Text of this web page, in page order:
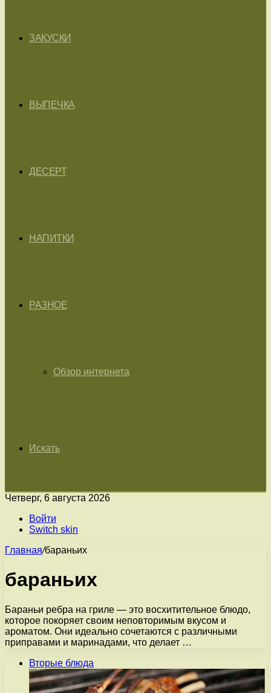
ЗАКУСКИ
ВЫПЕЧКА
ДЕСЕРТ
НАПИТКИ
РАЗНОЕ
Обзор интернета
Искать
Четверг, 6 августа 2026
Войти
Switch skin
Главная/бараньих
бараньих
Бараньи ребра на гриле — это восхитительное блюдо,
которое покоряет своим неповторимым вкусом и
ароматом. Они идеально сочетаются с различными
приправами и маринадами, что делает …
Вторые блюда